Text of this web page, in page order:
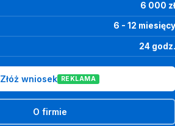
6 000 zł
6 - 12 miesięcy
24 godz.
Złóż wniosek REKLAMA
O firmie